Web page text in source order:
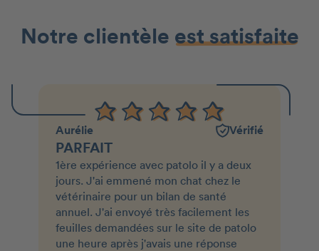
Notre clientèle est satisfaite
Aurélie Vérifié
PARFAIT
1ère expérience avec patolo il y a deux
jours. J'ai emmené mon chat chez le
vétérinaire pour un bilan de santé
annuel. J'ai envoyé très facilement les
feuilles demandées sur le site de patolo
une heure après j'avais une réponse